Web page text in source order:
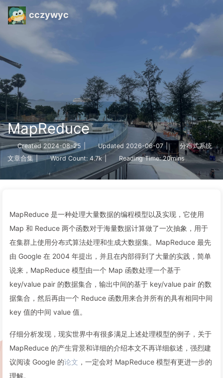
cczywyc
MapReduce
Created 2024-08-25 Updated 2026-06-07 |
分布式系统
文章合集
Word Count: 4.7k Reading Time: 20mins
MapReduce 是一种处理大量数据的编程模型以及实现，它使用
Map 和 Reduce 两个函数对于海量数据计算做了一次抽象，用于
在集群上使用分布式算法处理和生成大数据集。MapReduce 最先
由 Google 在 2004 年提出，并且在内部得到了大量的实践，简单
说来，MapReduce 模型由一个 Map 函数处理一个基于
key/value pair 的数据集合，输出中间的基于 key/value pair 的数
据集合，然后再由一个 Reduce 函数用来合并所有的具有相同中间
key 值的中间 value 值。
仔细分析发现，现实世界中有很多满足上述处理模型的例子，关于
MapReduce 的产生背景和详细的介绍本文不再详细叙述，强烈建
议阅读 Google 的论文 ，一定会对 MapReduce 模型有更进一步的
理解。